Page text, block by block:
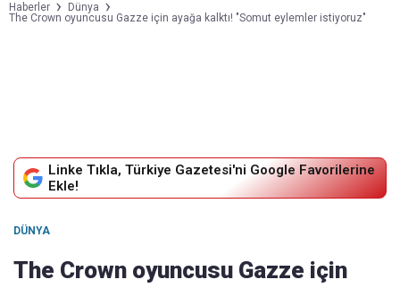
Haberler
Dünya
The Crown oyuncusu Gazze için ayağa kalktı! "Somut eylemler istiyoruz"
Linke Tıkla, Türkiye Gazetesi'ni Google Favorilerine
Ekle!
DÜNYA
The Crown oyuncusu Gazze için